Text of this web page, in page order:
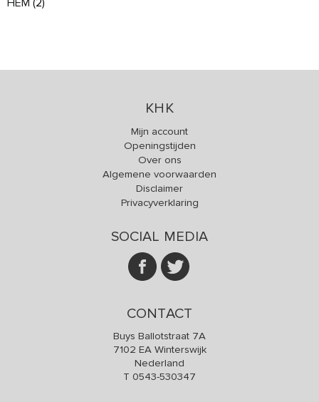
HEM (2)
KHK
Mijn account
Openingstijden
Over ons
Algemene voorwaarden
Disclaimer
Privacyverklaring
SOCIAL MEDIA
CONTACT
Buys Ballotstraat 7A
7102 EA Winterswijk
Nederland
T 0543-530347